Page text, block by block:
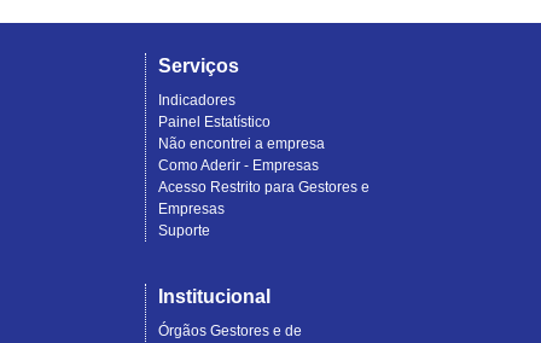
Serviços
Indicadores
Painel Estatístico
Não encontrei a empresa
Como Aderir - Empresas
Acesso Restrito para Gestores e
Empresas
Suporte
Institucional
Órgãos Gestores e de